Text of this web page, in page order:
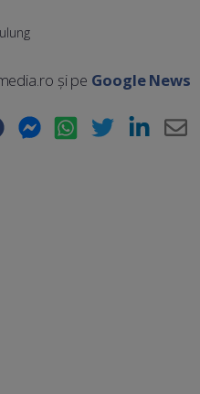
și pe Google News
Facebook Messenger WhatsApp Twitter LinkedIn